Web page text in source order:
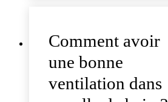
Comment avoir
une bonne
ventilation dans